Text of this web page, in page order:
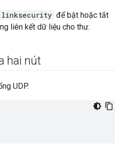
linksecurity để bật hoặc tắt
liên kết dữ liệu cho thư.
hai nút
UDP.